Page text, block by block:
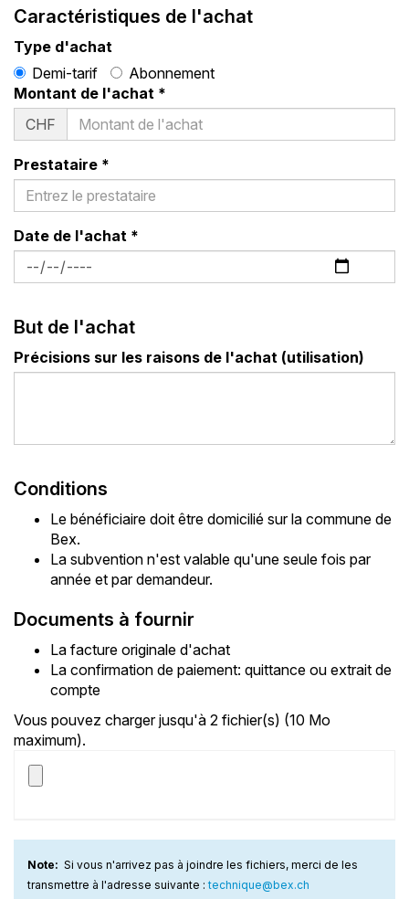
Caractéristiques de l'achat
Type d'achat
Demi-tarif
Abonnement
Montant de l'achat *
CHF
Prestataire *
Date de l'achat *
But de l'achat
Précisions sur les raisons de l'achat (utilisation)
Conditions
Le bénéficiaire doit être domicilié sur la commune de
Bex.
La subvention n'est valable qu'une seule fois par
année et par demandeur.
Documents à fournir
La facture originale d'achat
La confirmation de paiement: quittance ou extrait de
compte
Vous pouvez charger jusqu'à 2 fichier(s) (10 Mo
maximum).
Note: Si vous n'arrivez pas à joindre les fichiers, merci de les
transmettre à l'adresse suivante :technique@bex.ch